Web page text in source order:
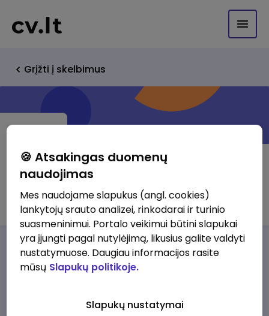
Grįžti į skelbimus
UAB Renesansoproejktai
Darbo pasiūlymaiApie musPrivalumai
darbo pasiūlymų
🍪 Atsakingas duomenų
naudojimas
Mes naudojame slapukus (angl. cookies)
lankytojų srauto analizei, rinkodarai ir turinio
suasmeninimui. Portalo veikimui būtini slapukai
yra įjungti pagal nutylėjimą, likusius galite valdyti
nustatymuose. Daugiau informacijos rasite
mūsų Slapukų politikoje.
Slapukų nustatymai